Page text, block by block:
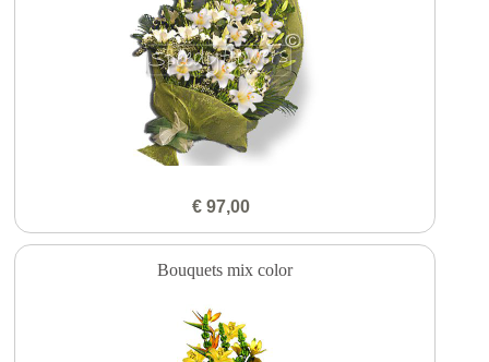
€ 97,00
Bouquets mix color